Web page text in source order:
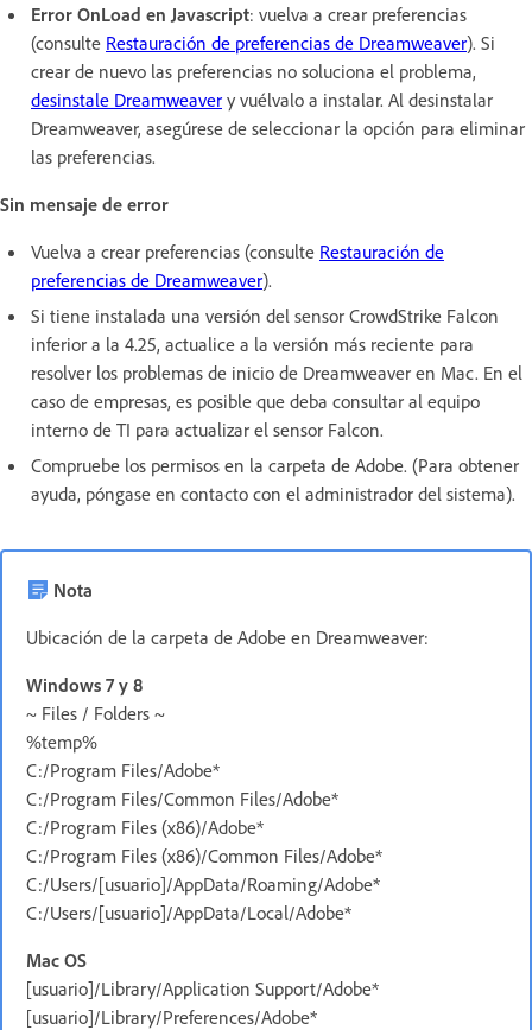
Error OnLoad en Javascript: vuelva a crear preferencias
(consulte Restauración de preferencias de Dreamweaver). Si
crear de nuevo las preferencias no soluciona el problema,
desinstale Dreamweaver y vuélvalo a instalar. Al desinstalar
Dreamweaver, asegúrese de seleccionar la opción para eliminar
las preferencias.
Sin mensaje de error
Vuelva a crear preferencias (consulte Restauración de
preferencias de Dreamweaver).
Si tiene instalada una versión del sensor CrowdStrike Falcon
inferior a la 4.25, actualice a la versión más reciente para
resolver los problemas de inicio de Dreamweaver en Mac. En el
caso de empresas, es posible que deba consultar al equipo
interno de TI para actualizar el sensor Falcon.
Compruebe los permisos en la carpeta de Adobe. (Para obtener
ayuda, póngase en contacto con el administrador del sistema).
Nota
Ubicación de la carpeta de Adobe en Dreamweaver:
Windows 7 y 8
~ Files / Folders ~
%temp%
C:/Program Files/Adobe*
C:/Program Files/Common Files/Adobe*
C:/Program Files (x86)/Adobe*
C:/Program Files (x86)/Common Files/Adobe*
C:/Users/[usuario]/AppData/Roaming/Adobe*
C:/Users/[usuario]/AppData/Local/Adobe*
Mac OS
[usuario]/Library/Application Support/Adobe*
[usuario]/Library/Preferences/Adobe*